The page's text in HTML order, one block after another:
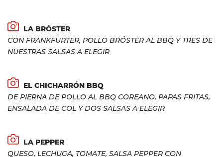
LA BRÓSTER
CON FRANKFURTER, POLLO BRÓSTER AL BBQ Y TRES DE
NUESTRAS SALSAS A ELEGIR
EL CHICHARRÓN BBQ
DE PIERNA DE POLLO AL BBQ COREANO, PAPAS FRITAS,
ENSALADA DE COL Y DOS SALSAS A ELEGIR
LA PEPPER
QUESO, LECHUGA, TOMATE, SALSA PEPPER CON